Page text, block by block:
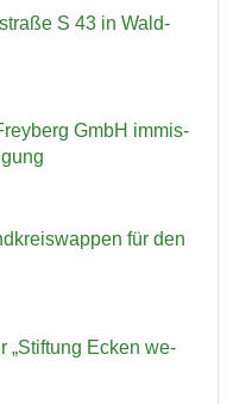
S 43 in Wald­
GmbH im­mis­
für den
„Stif­tung Ecken we­